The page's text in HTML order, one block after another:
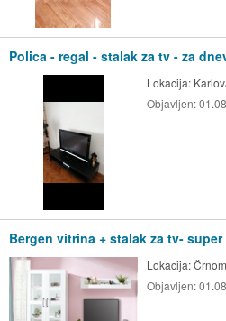
Polica - regal - stalak za tv - za
Lokacija:
Objavljen:
Bergen vitrina + stalak za tv-
Lokacija:
Objavljen: